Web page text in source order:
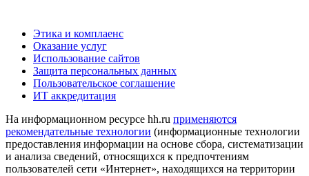
Этика и комплаенс
Оказание услуг
Использование сайтов
Защита персональных данных
Пользовательское соглашение
ИТ аккредитация
На информационном ресурсе hh.ru применяются
рекомендательные технологии (информационные технологии
предоставления информации на основе сбора, систематизации
и анализа сведений, относящихся к предпочтениям
пользователей сети «Интернет», находящихся на территории